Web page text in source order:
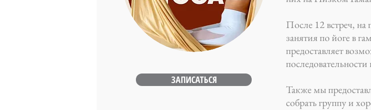
ЗАПИСАТЬСЯ
После 12 встреч,
занятия по йоге в
предоставляет
Также мы
собрать группу и